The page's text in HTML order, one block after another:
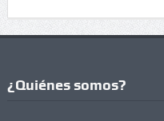
¿Quiénes somos?